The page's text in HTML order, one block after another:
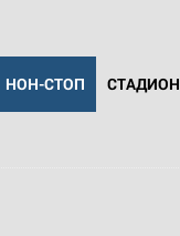
НОН-СТОП СТАДИОН